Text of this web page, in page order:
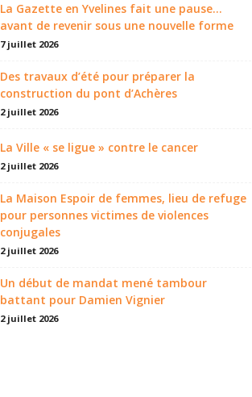
La Gazette en Yvelines fait une pause...
avant de revenir sous une nouvelle forme
7 juillet 2026
Des travaux d’été pour préparer la
construction du pont d’Achères
2 juillet 2026
La Ville « se ligue » contre le cancer
2 juillet 2026
La Maison Espoir de femmes, lieu de refuge
pour personnes victimes de violences
conjugales
2 juillet 2026
Un début de mandat mené tambour
battant pour Damien Vignier
2 juillet 2026